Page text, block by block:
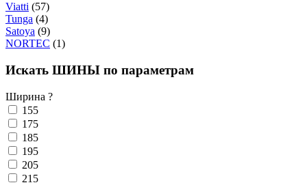
Viatti (57)
Tunga (4)
Satoya (9)
NORTEC (1)
Искать ШИНЫ по параметрам
Ширина ?
155
175
185
195
205
215